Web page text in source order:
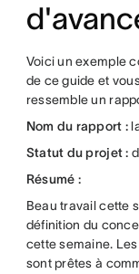
Voici un exemple
de ce guide et
ressemble un
Nom du rapport :
Statut du projet :
Résumé :
Beau travail cette
définition du
cette semaine.
sont prêtes à